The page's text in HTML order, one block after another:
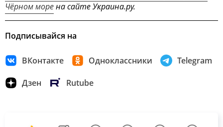
Чёрном морена сайте Украина.ру.
Подписывайся на
ВКонтакте Одноклассники Telegram
Дзен Rutube